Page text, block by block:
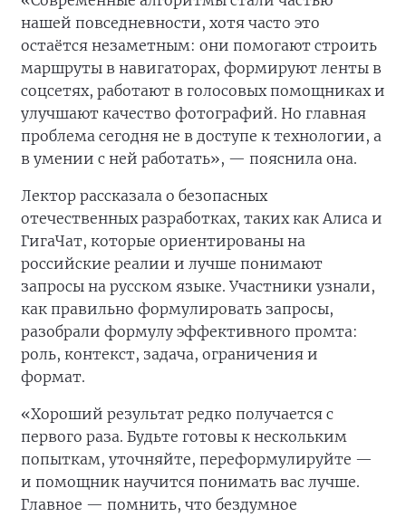
нашей повседневности, хотя часто это
остаётся незаметным: они помогают строить
маршруты в навигаторах, формируют ленты в
соцсетях, работают в голосовых помощниках и
улучшают качество фотографий. Но главная
проблема сегодня не в доступе к технологии, а
в умении с ней работать», — пояснила она.
Лектор рассказала о безопасных
отечественных разработках, таких как Алиса и
ГигаЧат, которые ориентированы на
российские реалии и лучше понимают
запросы на русском языке. Участники узнали,
как правильно формулировать запросы,
разобрали формулу эффективного промта:
роль, контекст, задача, ограничения и
формат.
«Хороший результат редко получается с
первого раза. Будьте готовы к нескольким
попыткам, уточняйте, переформулируйте —
и помощник научится понимать вас лучше.
Главное — помнить, что бездумное